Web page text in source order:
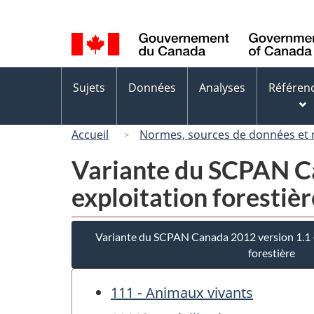
de
la
langue
des
Sujets Données Analyses
Accueil Normes, sources de données et
Variante du SCPAN
exploitation
Variante du SCPAN Canada 2012 version
forestière
111 - Animaux vivants